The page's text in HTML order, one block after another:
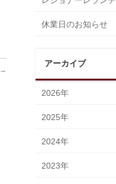
→
休業日のお知らせ
アーカイブ
2026年
2025年
2024年
2023年